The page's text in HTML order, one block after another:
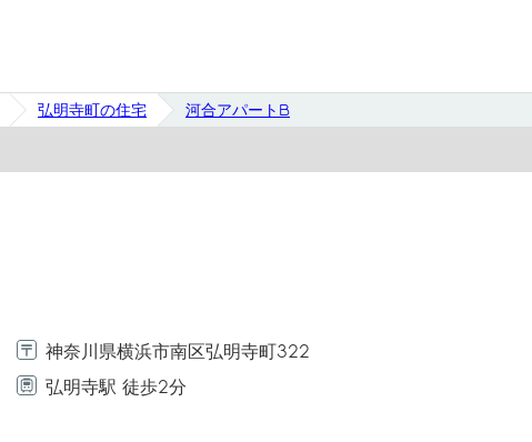
弘明寺町の住宅 河合アパートB
神奈川県横浜市南区弘明寺町322
弘明寺駅 徒歩2分